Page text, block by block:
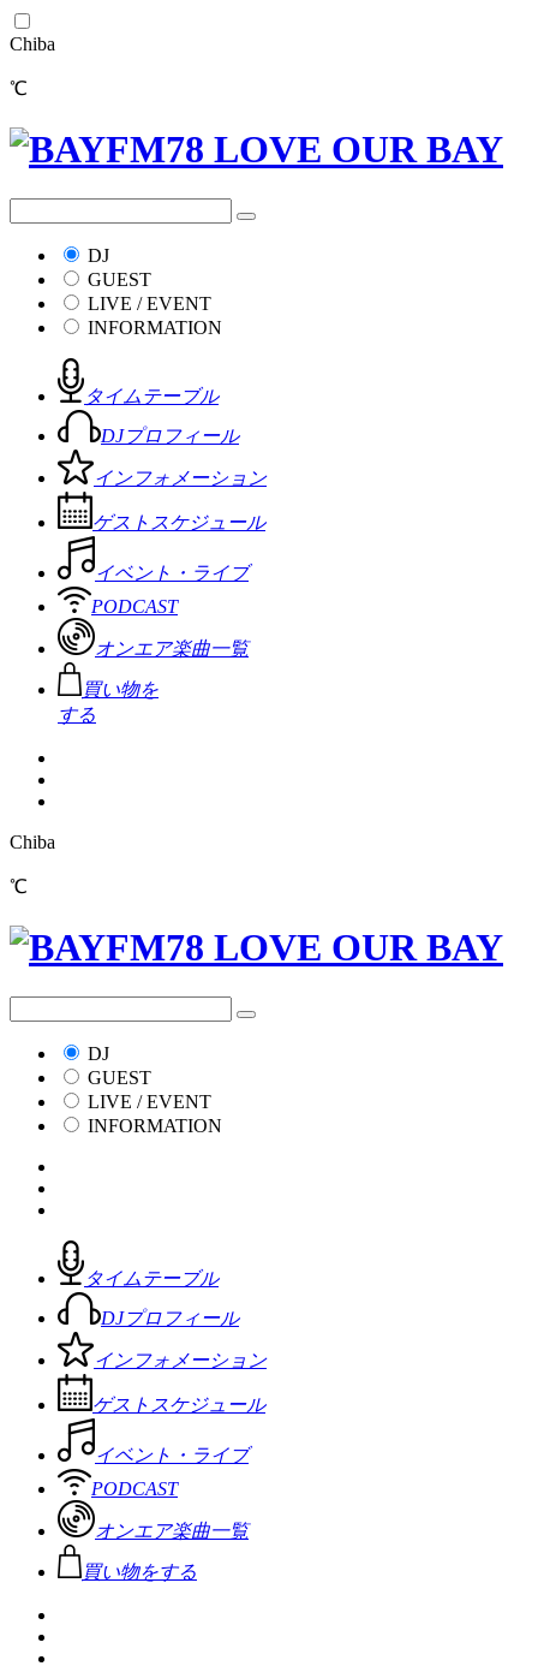
Chiba
℃
DJ
GUEST
LIVE / EVENT
INFORMATION
タイムテーブル
DJプロフィール
インフォメーション
ゲストスケジュール
イベント・ライブ
PODCAST
オンエア楽曲一覧
買い物を
する
Chiba
℃
DJ
GUEST
LIVE / EVENT
INFORMATION
タイムテーブル
DJプロフィール
インフォメーション
ゲストスケジュール
イベント・ライブ
PODCAST
オンエア楽曲一覧
買い物をする